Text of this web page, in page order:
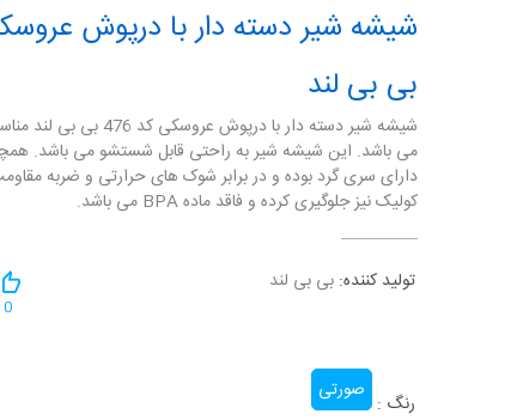
بی بی لند
می باشد. این شیشه شیر به راحتی قابل شستشو می باشد.
دارای سری گرد بوده و در برابر شوک های حرارتی و ضربه
کولیک نیز جلوگیری کرده و فاقد ماده BPA می باشد.
تولید کننده: بی بی لند
0
رنگ : صورتی